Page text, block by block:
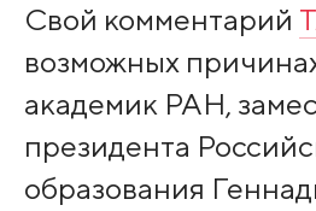
Свой комментарий
возможных
академик РАН,
президента
образования